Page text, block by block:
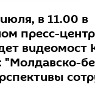
в 11.00 в
пресс-
видеомост